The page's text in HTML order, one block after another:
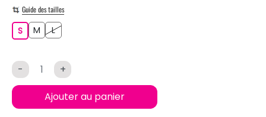
Guide des tailles
SS M LL
- +
Ajouter au panier